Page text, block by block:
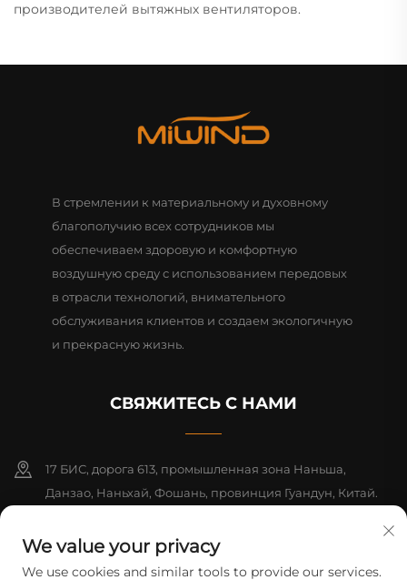
производителей вытяжных вентиляторов.
В стремлении к материальному и духовному
благополучию всех сотрудников мы
обеспечиваем здоровую и комфортную
воздушную среду с использованием передовых
в отрасли технологий, внимательного
обслуживания клиентов и создаем экологичную
и прекрасную жизнь.
СВЯЖИТЕСЬ С НАМИ
17 БИС, дорога 613, промышленная зона Наньша,
Данзао, Наньхай, Фошань, провинция Гуандун, Китай.
+86-13726355315
We value your privacy
We use cookies and similar tools to provide our services.